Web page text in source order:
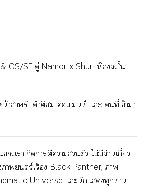
OS/SF คู่ Namor x Shuri ที่ใ
าสำหรับคำติ เท์ แะ คนที่เข้าา
เาเกิดาตีาส่วนตัว ไม่มีส่วนเกี่ยว
ภาพยนตร์เรื่อง Black Panther, ภาพ
Universe แะนักแทุกท่าน